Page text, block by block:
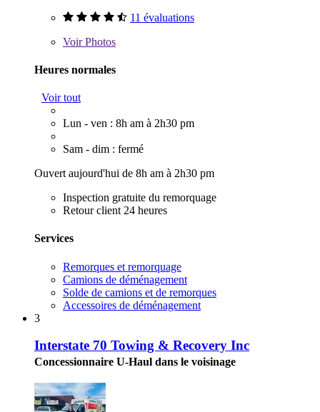
11 évaluations
VoirPhotos
Heures normales
Voir tout
Lun - ven : 8h am à 2h30 pm
Sam - dim : fermé
Ouvert aujourd'hui de 8h am à 2h30 pm
Inspection gratuite du remorquage
Retour client 24 heures
Services
Remorques et remorquage
Camions de déménagement
Solde de camions et de remorques
Accessoires de déménagement
3
Interstate 70 Towing & Recovery Inc
Concessionnaire U-Haul dans le voisinage